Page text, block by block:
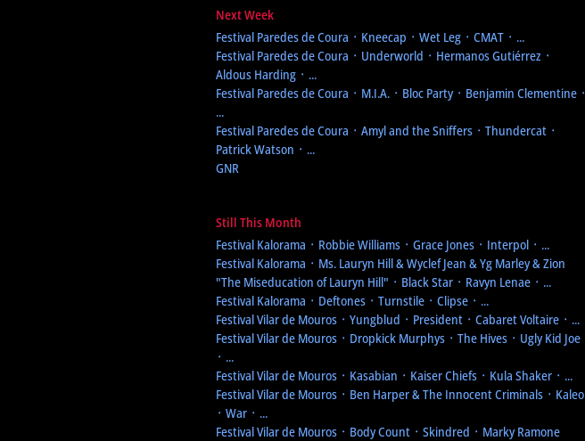
Next Week
Festival Paredes de Coura ᛫ Kneecap ᛫ Wet Leg ᛫ CMAT ᛫ ...
Festival Paredes de Coura ᛫ Underworld ᛫ Hermanos Gutiérrez ᛫
Aldous Harding ᛫ ...
Festival Paredes de Coura ᛫ M.I.A. ᛫ Bloc Party ᛫ Benjamin Clementine ᛫
...
Festival Paredes de Coura ᛫ Amyl and the Sniffers ᛫ Thundercat ᛫
Patrick Watson ᛫ ...
GNR
Still This Month
Festival Kalorama ᛫ Robbie Williams ᛫ Grace Jones ᛫ Interpol ᛫ ...
Festival Kalorama ᛫ Ms. Lauryn Hill & Wyclef Jean & Yg Marley & Zion
"The Miseducation of Lauryn Hill" ᛫ Black Star ᛫ Ravyn Lenae ᛫ ...
Festival Kalorama ᛫ Deftones ᛫ Turnstile ᛫ Clipse ᛫ ...
Festival Vilar de Mouros ᛫ Yungblud ᛫ President ᛫ Cabaret Voltaire ᛫ ...
Festival Vilar de Mouros ᛫ Dropkick Murphys ᛫ The Hives ᛫ Ugly Kid Joe
᛫ ...
Festival Vilar de Mouros ᛫ Kasabian ᛫ Kaiser Chiefs ᛫ Kula Shaker ᛫ ...
Festival Vilar de Mouros ᛫ Ben Harper & The Innocent Criminals ᛫ Kaleo
᛫ War ᛫ ...
Festival Vilar de Mouros ᛫ Body Count ᛫ Skindred ᛫ Marky Ramone